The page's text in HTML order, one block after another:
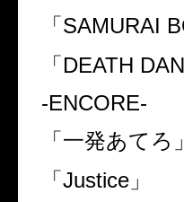
「 SAMURAI
「 DEATH
-ENCORE-
「一発あてろ」
「 Justice 」